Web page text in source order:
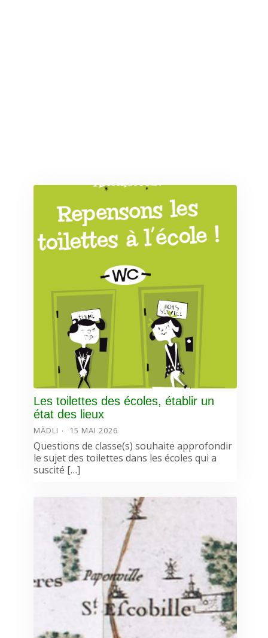
Les toilettes des écoles, établir un
état des lieux
MÄDLI 15 MAI 2026
Questions de classe(s) souhaite approfondir
le sujet des toilettes dans les écoles qui a
suscité […]